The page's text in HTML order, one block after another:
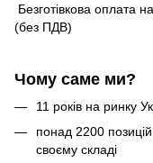
Безготівкова оплата
(без ПДВ)
Чому саме ми?
11 років на ринку
понад 2200
своєму складі